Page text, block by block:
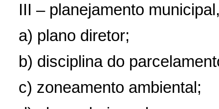
III – planejamento
a) plano diretor;
b) disciplina do
c) zoneamento ambiental;